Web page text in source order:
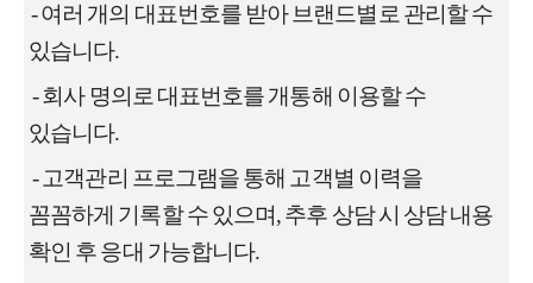
-여러 개의 대표번호를 받아 브랜드별로 관리할 수
있습니다.
- 회사 명의로 대표번호를 개통해 이용할 수
있습니다.
- 고객관리 프로그램을 통해 고객별 이력을
꼼꼼하게 기록할 수 있으며, 추후 상담 시 상담 내용
확인 후 응대 가능합니다.